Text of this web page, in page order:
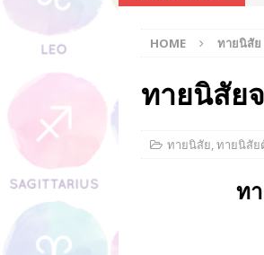
HOME ทายนิสัย
ทายนิสัย
ทายนิสัย,ทายนิสัย
ท